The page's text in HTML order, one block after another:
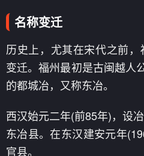
名称变迁
历史上，尤其在宋代之前
变迁。福州最初是古闽越人
的都城冶，又称东冶。
西汉始元二年(前85年)，设
东冶县。在东汉建安元年
官县。